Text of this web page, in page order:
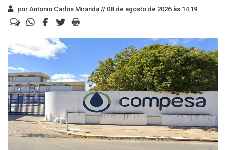
por Antonio Carlos Miranda // 08 de agosto de 2026 às 14:19